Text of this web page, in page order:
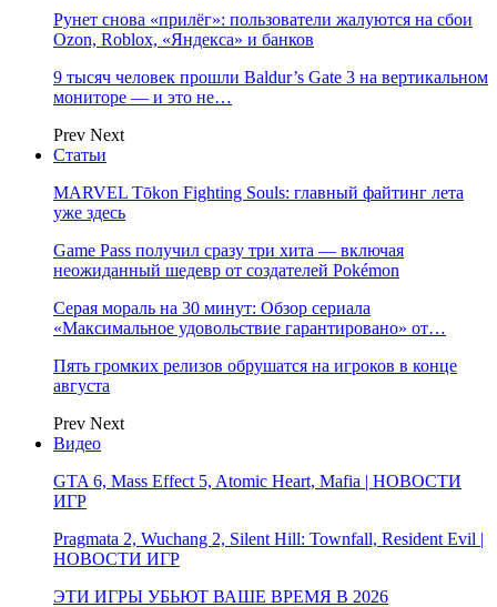
Рунет снова «прилёг»: пользователи жалуются на сбои
Ozon, Roblox, «Яндекса» и банков
9 тысяч человек прошли Baldur’s Gate 3 на вертикальном
мониторе — и это не…
Prev Next
Статьи
MARVEL Tōkon Fighting Souls: главный файтинг лета
уже здесь
Game Pass получил сразу три хита — включая
неожиданный шедевр от создателей Pokémon
Серая мораль на 30 минут: Обзор сериала
«Максимальное удовольствие гарантировано» от…
Пять громких релизов обрушатся на игроков в конце
августа
Prev Next
Видео
GTA 6, Mass Effect 5, Atomic Heart, Mafia | НОВОСТИ
ИГР
Pragmata 2, Wuchang 2, Silent Hill: Townfall, Resident Evil |
НОВОСТИ ИГР
ЭТИ ИГРЫ УБЬЮТ ВАШЕ ВРЕМЯ В 2026